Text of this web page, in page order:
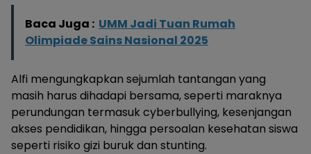
Baca Juga : UMM Jadi Tuan Rumah
Olimpiade Sains Nasional 2025
Alfi mengungkapkan sejumlah tantangan yang
masih harus dihadapi bersama, seperti maraknya
perundungan termasuk cyberbullying, kesenjangan
akses pendidikan, hingga persoalan kesehatan siswa
seperti risiko gizi buruk dan stunting.